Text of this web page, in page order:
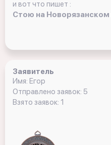
и вот что пишет :
Стою на Новорязанском
Заявитель
Имя: Егор
Отправлено заявок: 5
Взято заявок: 1